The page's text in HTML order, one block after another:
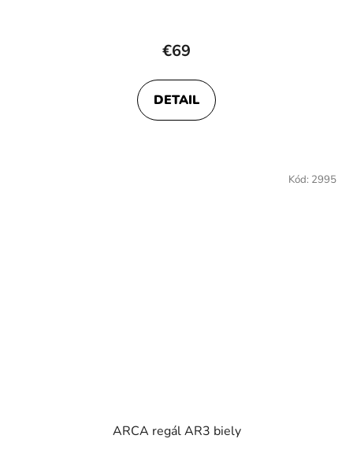
€69
DETAIL
ARCA regál AR3 biely
Kód: 2995